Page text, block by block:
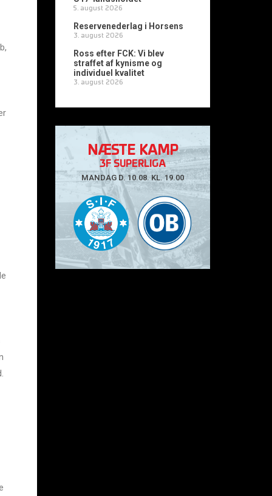
5. august 2026
Reservenederlag i Horsens
3. august 2026
Ross efter FCK: Vi blev
straffet af kynisme og
individuel kvalitet
3. august 2026
NÆSTE KAMP
3F SUPERLIGA
MANDAG D. 10.08. KL. 19.00